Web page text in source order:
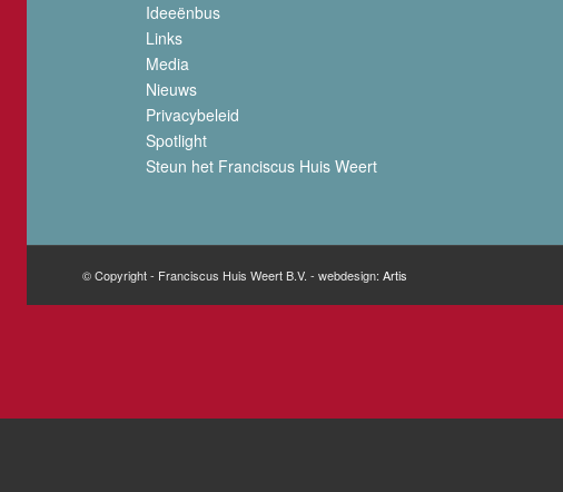
Ideeënbus
Links
Media
Nieuws
Privacybeleid
Spotlight
Steun het Franciscus Huis Weert
© Copyright - Franciscus Huis Weert B.V. - webdesign: Artis